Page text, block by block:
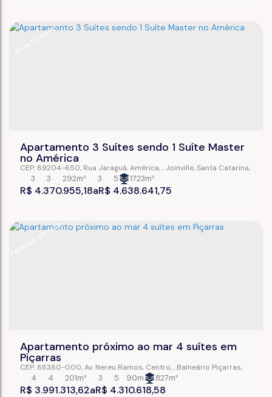
PRONTO NOVO
Apartamento 3 Suítes sendo 1 Suíte Master
no América
R$ 4.370.955,18 R$ 4.638.641,75
CEP: 89204-650, Rua Jaraguá,América , Joinville,Santa Catarina,
Brasil
3 5
292m²
3 3 1723m²
PRÓXIMO AO MAR
Apartamento próximo ao mar 4 suítes em
Piçarras
R$ 3.991.313,62 R$ 4.310.618,58
CEP: 88380-000,Av. Nereu Ramos, Centro , Balneário Piçarras,
Santa Catarina,Brasil
4 5
201m²
4 3 90m 827m²